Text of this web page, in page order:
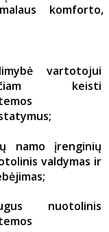
komforto,
vartotojui
keisti
namo įrenginių
valdymas ir
nuotolinis